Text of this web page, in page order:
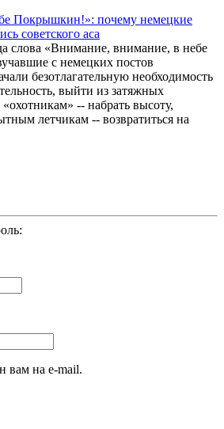
Покрышкин!»: почему немецкие
советского аса
слова «Внимание, внимание, в небе
с немецких постов
безотлагательную необходимость
выйти из затяжных
-- набрать высоту,
летчикам -- возвратиться на
вам на e-mail.